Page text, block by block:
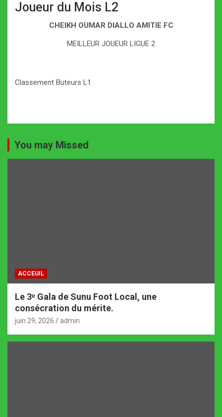
Joueur du Mois L2
CHEIKH OUMAR DIALLO AMITIE FC
MEILLEUR JOUEUR LIGUE 2
Classement Buteurs L1
You may Missed
ACCEUIL
Le 3ᵉ Gala de Sunu Foot Local, une
consécration du mérite.
juin 29, 2026 admin